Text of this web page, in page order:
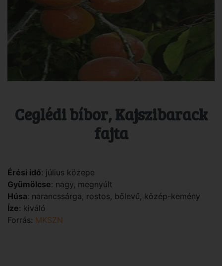
Ceglédi bíbor, Kajszibarack
fajta
Érési idő: július közepe
Gyümölcse: nagy, megnyúlt
Húsa: narancssárga, rostos, bőlevű, közép-kemény
Íze: kiváló
Forrás: MKSZN